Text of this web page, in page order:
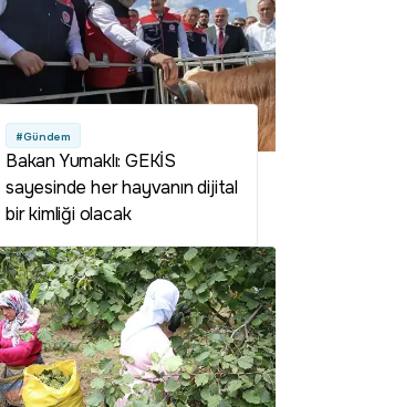
#Gündem
Bakan Yumaklı: GEKİS
sayesinde her hayvanın dijital
bir kimliği olacak